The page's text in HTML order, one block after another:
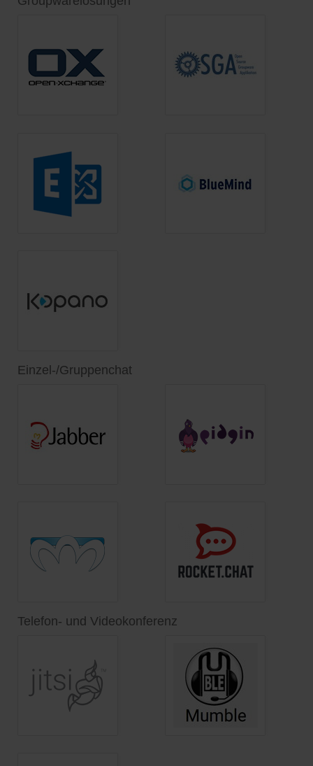
Einzel-/Gruppenchat
Telefon- und Videokonferenz